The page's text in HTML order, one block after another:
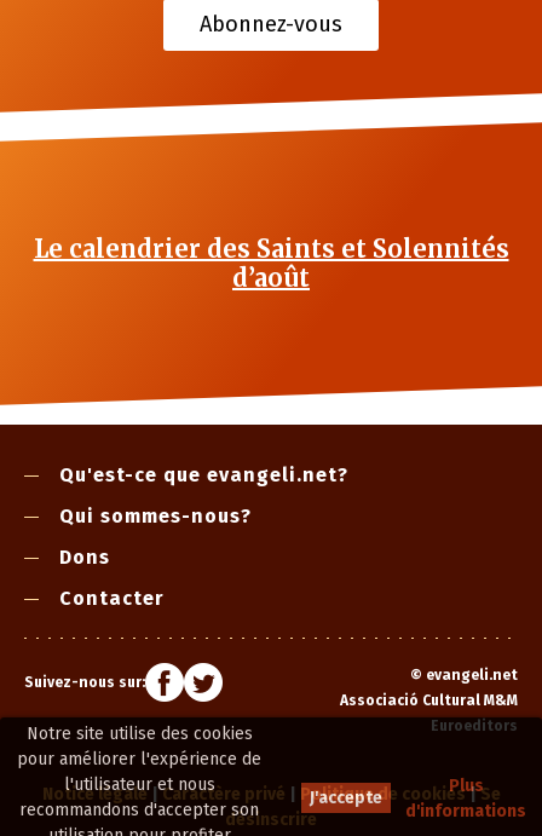
Notre site utilise des cookies
pour améliorer l'expérience de
l'utilisateur et nous
recommandons d'accepter son
J'accepte
Plus
d'informations
Abonnez-vous
Le calendrier des Saints et Solennités
d’août
Qu'est-ce que evangeli.net?
Qui sommes-nous?
Dons
Contacter
Suivez-nous sur: © evangeli.net
Associació Cultural M&M
Euroeditors
Notice légale|Caractère privé Politique de cookies|Se
désinscrire